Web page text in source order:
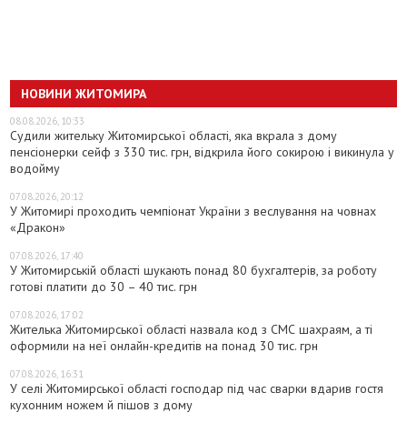
НОВИНИ ЖИТОМИРА
08.08.2026, 10:33
Судили жительку Житомирської області, яка вкрала з дому
пенсіонерки сейф з 330 тис. грн, відкрила його сокирою і викинула у
водойму
07.08.2026, 20:12
У Житомирі проходить чемпіонат України з веслування на човнах
«Дракон»
07.08.2026, 17:40
У Житомирській області шукають понад 80 бухгалтерів, за роботу
готові платити до 30 – 40 тис. грн
07.08.2026, 17:02
Жителька Житомирської області назвала код з СМС шахраям, а ті
оформили на неї онлайн-кредитів на понад 30 тис. грн
07.08.2026, 16:31
У селі Житомирської області господар під час сварки вдарив гостя
кухонним ножем й пішов з дому